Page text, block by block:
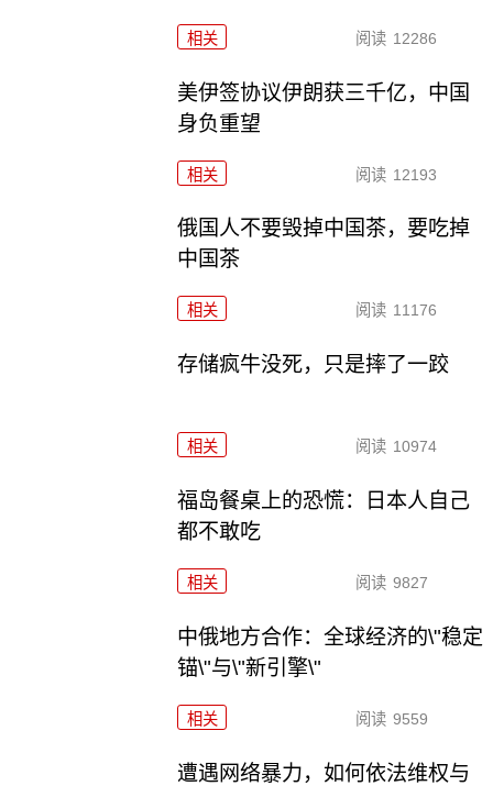
相关 阅读 12286
美伊签协议伊朗获三千亿，中国
身负重望
相关 阅读 12193
俄国人不要毁掉中国茶，要吃掉
中国茶
相关 阅读 11176
存储疯牛没死，只是摔了一跤
相关 阅读 10974
福岛餐桌上的恐慌：日本人自己
都不敢吃
相关 阅读 9827
中俄地方合作：全球经济的\"稳定
锚\"与\"新引擎\"
相关 阅读 9559
遭遇网络暴力，如何依法维权与